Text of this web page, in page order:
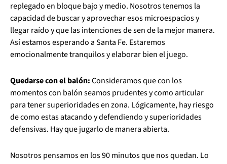
replegado en bloque bajo y medio. Nosotros tenemos la
capacidad de buscar y aprovechar esos microespacios y
llegar raído y que las intenciones de sen de la mejor manera.
Así estamos esperando a Santa Fe. Estaremos
emocionalmente tranquilos y elaborar bien el juego.
Quedarse con el balón:Consideramos que con los
momentos con balón seamos prudentes y como articular
para tener superioridades en zona. Lógicamente, hay riesgo
de como estas atacando y defendiendo y superioridades
defensivas. Hay que jugarlo de manera abierta.
Nosotros pensamos en los 90 minutos que nos quedan. Lo